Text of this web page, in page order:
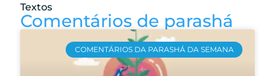
Textos
Comentários de parashá
COMENTÁRIOS DA PARASHÁ DA SEMANA